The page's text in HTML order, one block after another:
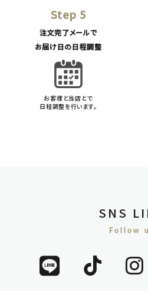
Step 5
注文完了メールで
お届け日の日程調整
お客様と当店とで
日程調整を行います。
SNS
Follow